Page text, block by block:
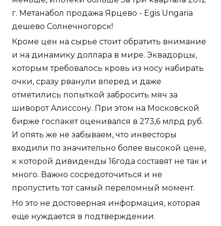
г. Метанабол продажа Ярцево - Egis Ungaria
дешево Солнечногорск!
Кроме цен на сырье стоит обратить внимание
и на динамику доллара в мире. Эквадорцы,
которым требовалось кровь из носу набирать
очки, сразу рванули вперед и даже
отметились попыткой забросить мяч за
шиворот Алиссону. При этом на Московской
бирже госпакет оценивался в 273,6 млрд руб.
И опять же не забываем, что инвесторы
входили по значительно более высокой цене,
к которой дивиденды 16года составят не так и
много. Важно сосредоточиться и не
пропустить тот самый переломный момент.
Но это не достоверная информация, которая
еще нуждается в подтверждении.